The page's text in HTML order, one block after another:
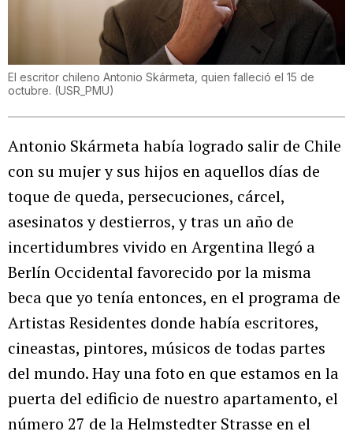
El escritor chileno Antonio Skármeta, quien falleció el 15 de
octubre. (USR_PMU)
Antonio Skármeta había logrado salir de Chile
con su mujer y sus hijos en aquellos días de
toque de queda, persecuciones, cárcel,
asesinatos y destierros, y tras un año de
incertidumbres vivido en Argentina llegó a
Berlín Occidental favorecido por la misma
beca que yo tenía entonces, en el programa de
Artistas Residentes donde había escritores,
cineastas, pintores, músicos de todas partes
del mundo. Hay una foto en que estamos en la
puerta del edificio de nuestro apartamento, el
número 27 de la Helmstedter Strasse en el